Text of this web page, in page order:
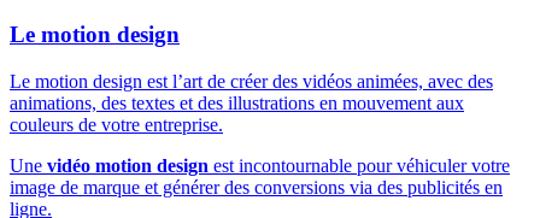
Le motion design
Le motion design est l’art de créer des vidéos animées, avec des
animations, des textes et des illustrations en mouvement aux
couleurs de votre entreprise.
Une vidéo motion design est incontournable pour véhiculer votre
image de marque et générer des conversions via des publicités en
ligne.